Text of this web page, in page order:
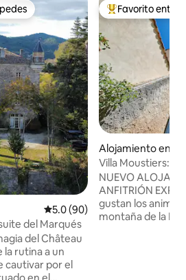
preferido
Calificación promedio: 5.0 de
5.0 (90)
del Marqués
del Château
la rutina a un
cautivar por el
en el
Favorito entre
Favorito entre
Alojamiento en
te-Marie
Villa Moustiers:
NUEVO
ANFITRIÓN
gustan los
montaña de la